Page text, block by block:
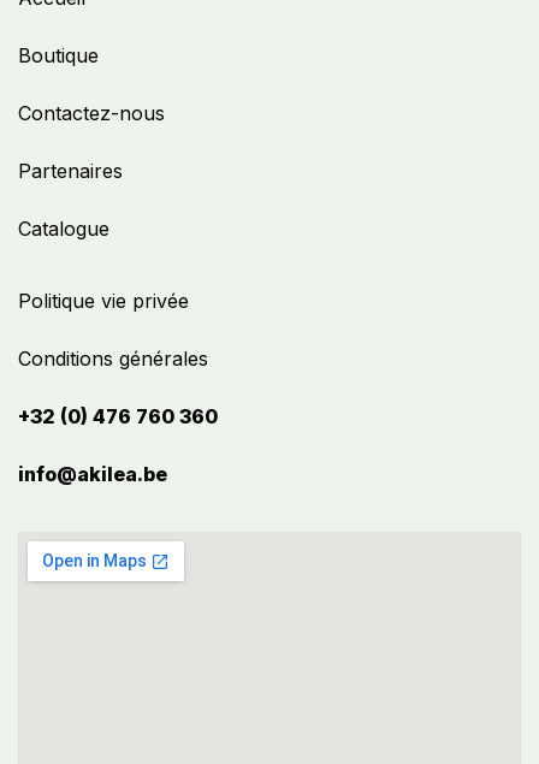
Politique vie privée
Conditions générales
+32 (0) 476 760 360
info@akilea.be​
Boutique
Contactez-nous
Partenaires
Catalogue